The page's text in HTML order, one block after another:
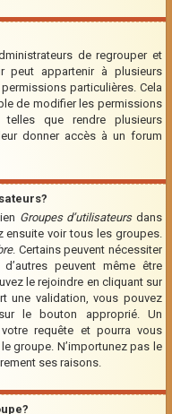
de regrouper et
peut appartenir à plusieurs
particulières. Cela
de modifier les permissions
que rendre plusieurs
donner accès à un forum
Groupes d’utilisateursdans
ensuite voir tous les groupes.
. Certains peuvent nécessiter
peuvent même être
le rejoindre en cliquant sur
une validation, vous pouvez
le bouton approprié. Un
requête et pourra vous
groupe. N’importunez pas le
ses raisons.